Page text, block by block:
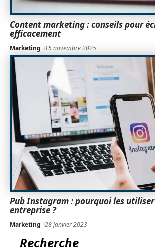
Content marketing : conseils pour
efficacement
Marketing 15 novembre 2025
Pub Instagram : pourquoi les
entreprise ?
Marketing 28 janvier 2023
Recherche